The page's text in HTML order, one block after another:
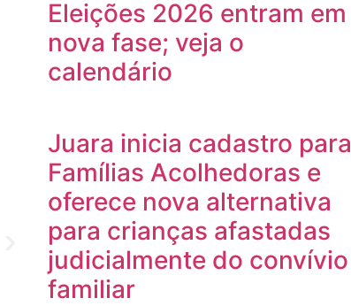
Eleições 2026 entram em
nova fase; veja o
calendário
Juara inicia cadastro para
Famílias Acolhedoras e
oferece nova alternativa
para crianças afastadas
judicialmente do convívio
familiar